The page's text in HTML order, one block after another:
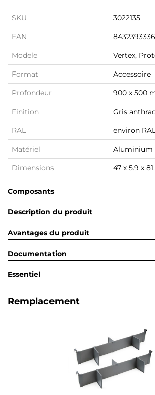
SKU 3022135
EAN
Modele Vertex,
Format Accessoire
Profondeur 900 x 500
Finition Gris
RAL environ
Matériel Aluminium
Dimensions 47 x 5.9 x
Composants
Description du produit
Avantages du produit
Documentation
Essentiel
Remplacement